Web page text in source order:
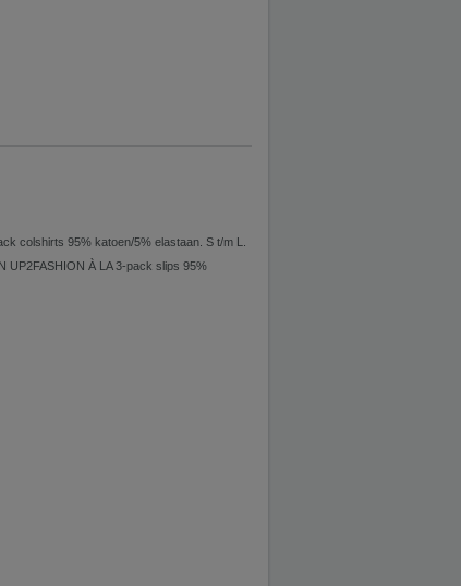
colshirts 95% katoen/5% elastaan. S t/m L.
UP2FASHION À LA 3-pack slips 95%